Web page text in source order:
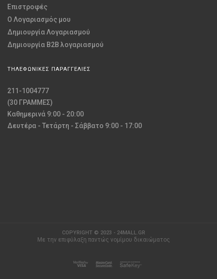
Επιστροφές
O Λογαριασμός μου
Δημιουργία Λογαριασμού
Δημιουργία B2B λογαριασμού
ΤΗΛΕΦΩΝΙΚΕΣ ΠΑΡΑΓΓΕΛΙΕΣ
211-1004777
(30 ΓΡΑΜΜΕΣ)
Καθημερινά 9:00 - 20:00
Δευτέρα - Τετάρτη - Σάββατο 9:00 - 17:00
COPYRIGHT © 2023 - 24MALL.GR
Με την επιφύλαξη παντώς νομίμου δικαιώματος